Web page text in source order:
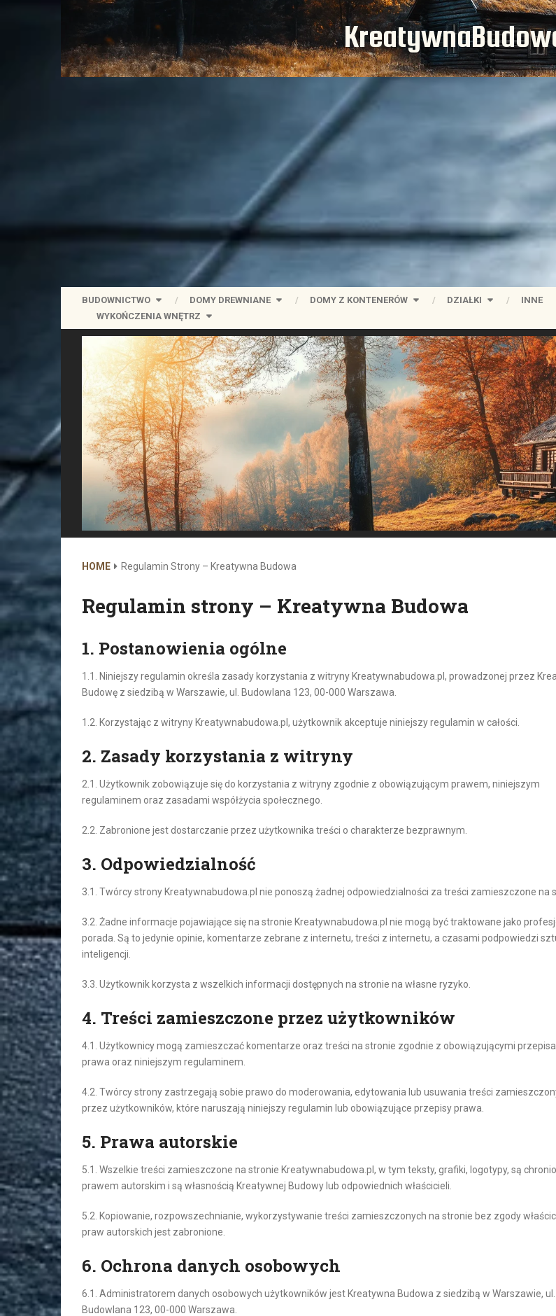
BUDOWNICTWO DOMY DREWNIANE DOMY Z KONTENERÓW DZIAŁKI INNE
WYKOŃCZENIA WNĘTRZ
HOME Regulamin Strony – Kreatywna Budowa
Regulamin strony – Kreatywna Budowa
1. Postanowienia ogólne
1.1. Niniejszy regulamin określa zasady korzystania z witryny Kreatywnabudowa.pl, prowadzonej przez
Budowę z siedzibą w Warszawie, ul. Budowlana 123, 00-000 Warszawa.
1.2. Korzystając z witryny Kreatywnabudowa.pl, użytkownik akceptuje niniejszy regulamin w całości.
2. Zasady korzystania z witryny
2.1. Użytkownik zobowiązuje się do korzystania z witryny zgodnie z obowiązującym prawem, niniejszym
regulaminem oraz zasadami współżycia społecznego.
2.2. Zabronione jest dostarczanie przez użytkownika treści o charakterze bezprawnym.
3. Odpowiedzialność
3.1. Twórcy strony Kreatywnabudowa.pl nie ponoszą żadnej odpowiedzialności za treści zamieszczone na
3.2. Żadne informacje pojawiające się na stronie Kreatywnabudowa.pl nie mogą być traktowane jako
porada. Są to jedynie opinie, komentarze zebrane z internetu, treści z internetu, a czasami podpowiedzi
inteligencji.
3.3. Użytkownik korzysta z wszelkich informacji dostępnych na stronie na własne ryzyko.
4. Treści zamieszczone przez użytkowników
4.1. Użytkownicy mogą zamieszczać komentarze oraz treści na stronie zgodnie z obowiązującymi
prawa oraz niniejszym regulaminem.
4.2. Twórcy strony zastrzegają sobie prawo do moderowania, edytowania lub usuwania treści
przez użytkowników, które naruszają niniejszy regulamin lub obowiązujące przepisy prawa.
5. Prawa autorskie
5.1. Wszelkie treści zamieszczone na stronie Kreatywnabudowa.pl, w tym teksty, grafiki, logotypy, są
prawem autorskim i są własnością Kreatywnej Budowy lub odpowiednich właścicieli.
5.2. Kopiowanie, rozpowszechnianie, wykorzystywanie treści zamieszczonych na stronie bez zgody
praw autorskich jest zabronione.
6. Ochrona danych osobowych
6.1. Administratorem danych osobowych użytkowników jest Kreatywna Budowa z siedzibą w Warszawie, ul.
Budowlana 123, 00-000 Warszawa.